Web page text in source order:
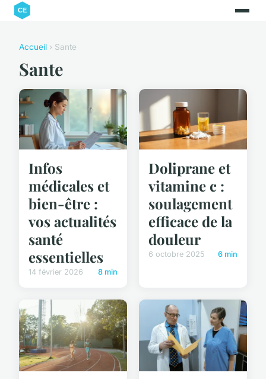
Accueil › Sante
Sante
Infos
médicales et
bien-être :
vos actualités
santé
essentielles
14 février 2026 8 min
Doliprane et
vitamine c :
soulagement
efficace de la
douleur
6 octobre 2025 6 min